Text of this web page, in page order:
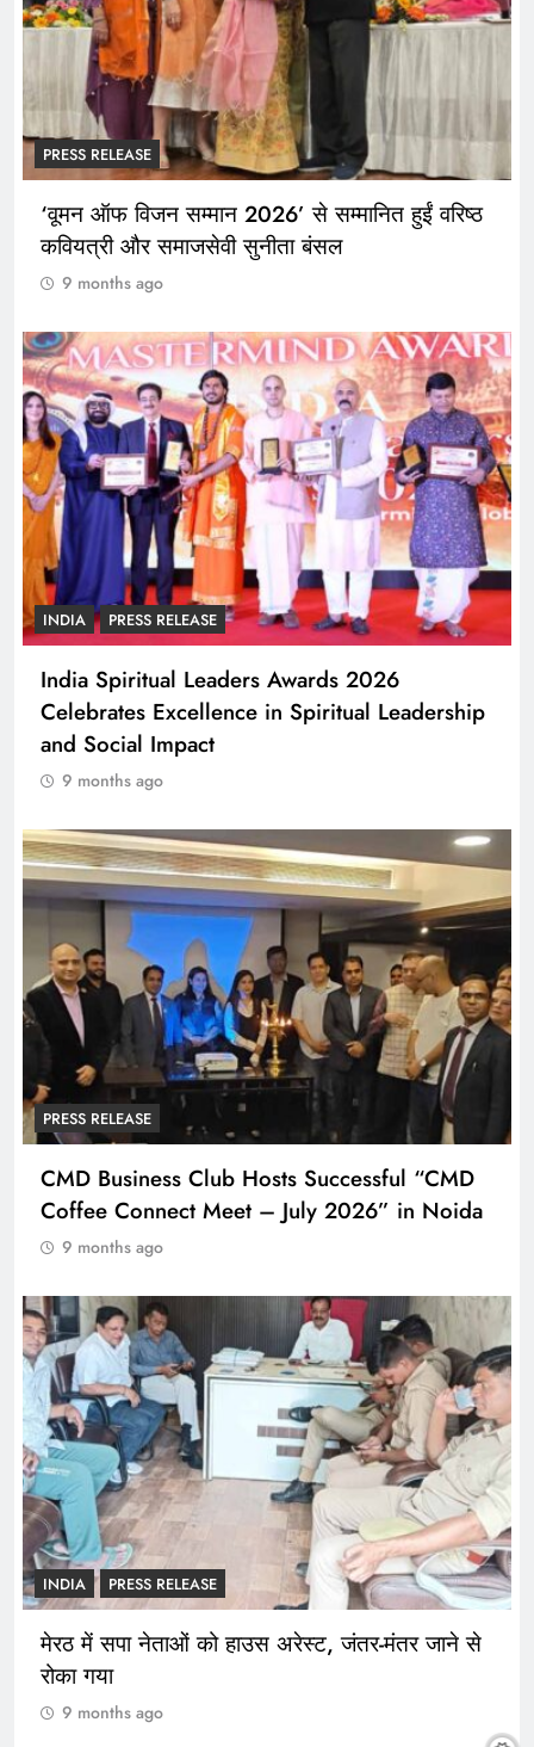
PRESS RELEASE
‘वूमन ऑफ विजन सम्मान 2026’ से सम्मानित हुईं वरिष्ठ
कवियत्री और समाजसेवी सुनीता बंसल
9 months ago
INDIA PRESS RELEASE
India Spiritual Leaders Awards 2026
Celebrates Excellence in Spiritual Leadership
and Social Impact
9 months ago
PRESS RELEASE
CMD Business Club Hosts Successful “CMD
Coffee Connect Meet – July 2026” in Noida
9 months ago
INDIA PRESS RELEASE
मेरठ में सपा नेताओं को हाउस अरेस्ट, जंतर-मंतर जाने से
रोका गया
9 months ago